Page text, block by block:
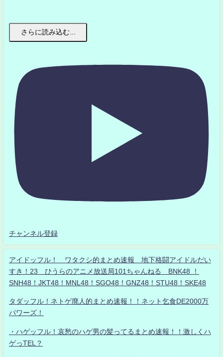
さらに読み込む...
チャンネル登録
アイドッフル！ ワタクシ的まとめ速報 地下格闘アイドルだい
すき！23 ひうらのアニメ放送局101ちゃんねる BNK48 ！
SNH48！JKT48！MNL48！SGO48！GNZ48！STU48！SKE48
タダッフル！ネトゲ廃人的まとめ速報！！ネット乞食DE2000万
パワーズ！
・ハゲッフル！哀愁のハゲ男の髪ってるまとめ速報！！激しくハ
ゲっTEL？